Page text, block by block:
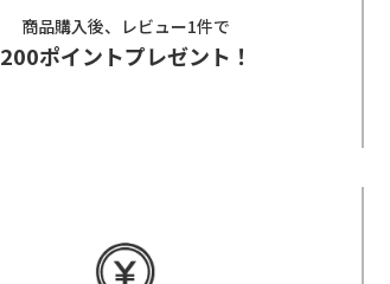
商品購入後、レビュー1件で
200ポイントプレゼント！